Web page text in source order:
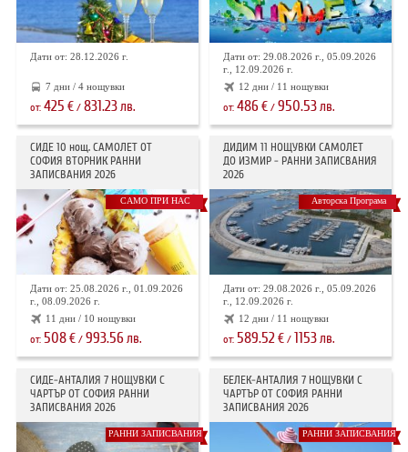
Дати от: 28.12.2026 г.
7 дни / 4 нощувки
от: 425 €/ 831.23лв.
Дати от: 29.08.2026 г., 05.09.2026
г., 12.09.2026 г.
12 дни / 11 нощувки
от:486€ /950.53лв.
СИДЕ 10 нощ. САМОЛЕТ ОТ
СОФИЯ ВТОРНИК РАННИ
ЗАПИСВАНИЯ 2026
САМО ПРИ НАС
Дати от: 25.08.2026 г., 01.09.2026
г., 08.09.2026 г.
11 дни / 10 нощувки
от: 508€/ 993.56лв.
ДИДИМ 11 НОЩУВКИ САМОЛЕТ
ДО ИЗМИР - РАННИ ЗАПИСВАНИЯ
2026
Авторска Програма
Дати от: 29.08.2026 г., 05.09.2026
г., 12.09.2026 г.
12 дни / 11 нощувки
от:589.52€ / 1153лв.
СИДЕ-АНТАЛИЯ 7 НОЩУВКИ С
ЧАРТЪР OT СОФИЯ РАННИ
ЗАПИСВАНИЯ 2026
РАННИ ЗАПИСВАНИЯ
БЕЛЕК-АНТАЛИЯ 7 НОЩУВКИ С
ЧАРТЪР ОТ СОФИЯ РАННИ
ЗАПИСВАНИЯ 2026
РАННИ ЗАПИСВАНИЯ